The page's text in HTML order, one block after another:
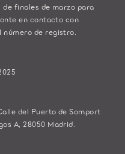
finales de marzo para
en contacto con
número de registro.
del Puerto de Somport
A, 28050 Madrid.